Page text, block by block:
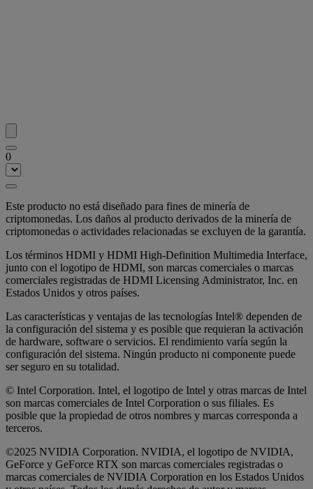
0
Este producto no está diseñado para fines de minería de
criptomonedas. Los daños al producto derivados de la minería de
criptomonedas o actividades relacionadas se excluyen de la garantía.
Los términos HDMI y HDMI High-Definition Multimedia Interface,
junto con el logotipo de HDMI, son marcas comerciales o marcas
comerciales registradas de HDMI Licensing Administrator, Inc. en
Estados Unidos y otros países.
Las características y ventajas de las tecnologías Intel® dependen de
la configuración del sistema y es posible que requieran la activación
de hardware, software o servicios. El rendimiento varía según la
configuración del sistema. Ningún producto ni componente puede
ser seguro en su totalidad.
© Intel Corporation. Intel, el logotipo de Intel y otras marcas de Intel
son marcas comerciales de Intel Corporation o sus filiales. Es
posible que la propiedad de otros nombres y marcas corresponda a
terceros.
©2025 NVIDIA Corporation. NVIDIA, el logotipo de NVIDIA,
GeForce y GeForce RTX son marcas comerciales registradas o
marcas comerciales de NVIDIA Corporation en los Estados Unidos